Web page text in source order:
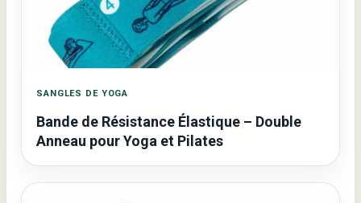
SANGLES DE YOGA
Bande de Résistance Élastique – Double
Anneau pour Yoga et Pilates